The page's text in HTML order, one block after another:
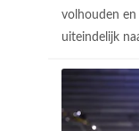
volhouden en
uiteindelijk